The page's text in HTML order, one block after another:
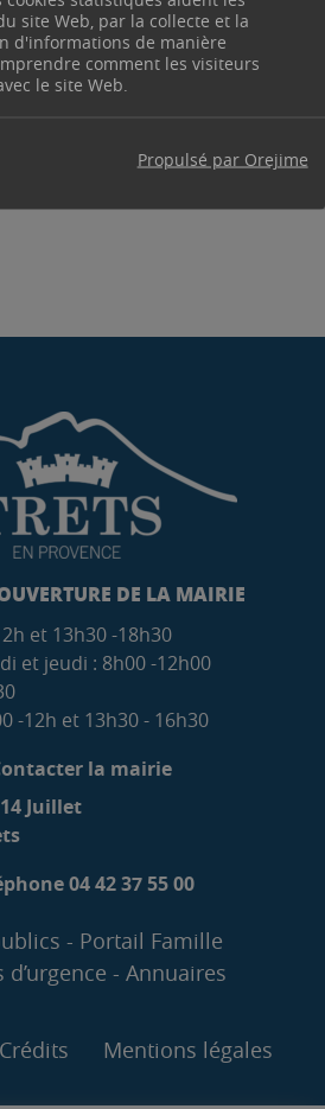
site Web, par la collecte et la
d'informations de manière
comment les visiteurs
le site Web.
Propulsé par Orejime
DE LA MAIRIE
et 13h30 -18h30
et jeudi : 8h00 -12h00
-12h et 13h30 - 16h30
la mairie
Juillet
04 42 37 55 00
Portail Famille
Annuaires
Crédits Mentions légales